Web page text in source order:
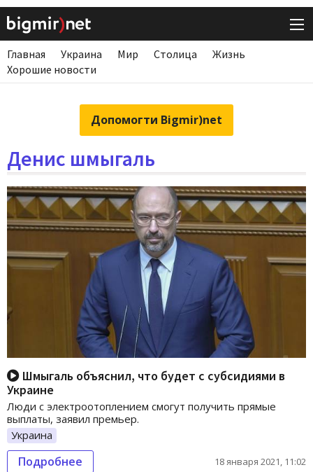
Главная Украина Мир Столица
Жизнь
Хорошие новости
Допомогти Bigmir)net
Денис шмыгаль
Шмыгаль объяснил, что будет с субсидиями в
Украине
Люди с электроотоплением смогут получить прямые
выплаты, заявил премьер.
Украина
Подробнее 18 января 2021, 11:02